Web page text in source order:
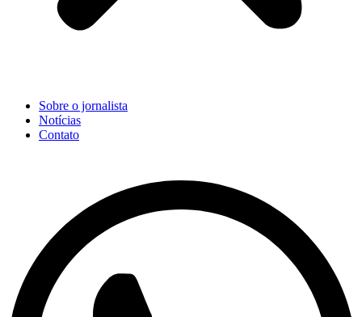
Sobre o jornalista
Notícias
Contato